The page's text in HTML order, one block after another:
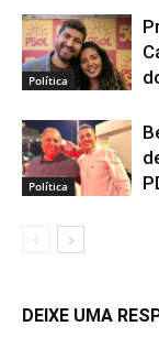
Política
Política
DEIXE UMA